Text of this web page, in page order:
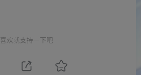
喜欢就支持一下吧